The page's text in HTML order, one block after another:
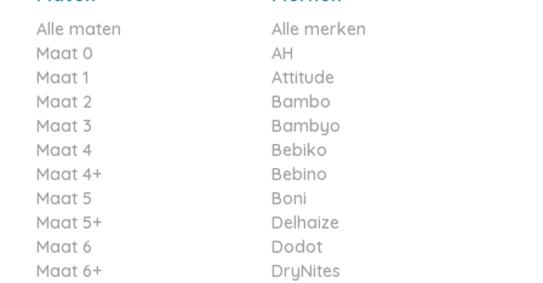
Alle maten
Maat 0
Maat 1
Maat 2
Maat 3
Maat 4
Maat 4+
Maat 5
Maat 5+
Maat 6
Maat 6+
Alle merken
AH
Attitude
Bambo
Bambyo
Bebiko
Bebino
Boni
Delhaize
Dodot
DryNites